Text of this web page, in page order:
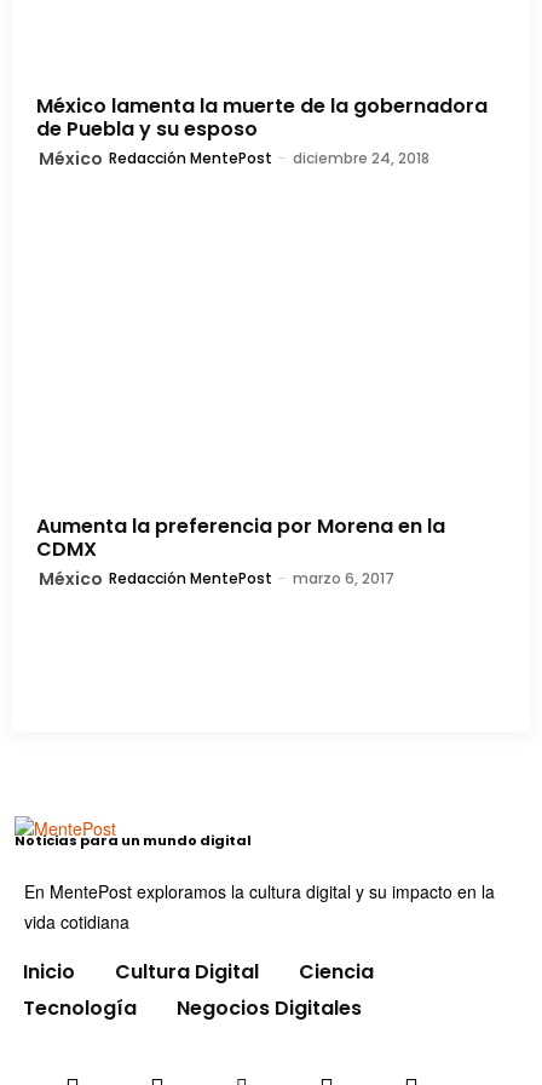
México lamenta la muerte de la gobernadora
de Puebla y su esposo
México Redacción MentePost - diciembre 24, 2018
Aumenta la preferencia por Morena en la
CDMX
México Redacción MentePost - marzo 6, 2017
Noticias para un mundo digital
En MentePost exploramos la cultura digital y su impacto en la
vida cotidiana
Inicio Cultura Digital
Ciencia
Tecnología
Negocios Digitales